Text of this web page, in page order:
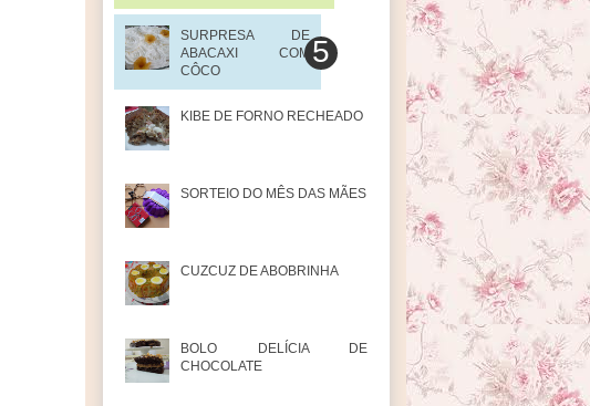
SURPRESA DE
ABACAXI COM
CÔCO
KIBE DE FORNO RECHEADO
SORTEIO DO MÊS DAS MÃES
CUZCUZ DE ABOBRINHA
BOLO DELÍCIA DE
CHOCOLATE